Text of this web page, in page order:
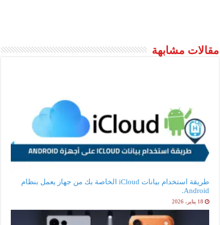
مقالات مشابهة
طريقة استخدام بيانات iCloud الخاصة بك من جهاز يعمل بنظام
Android.
18 يناير، 2026